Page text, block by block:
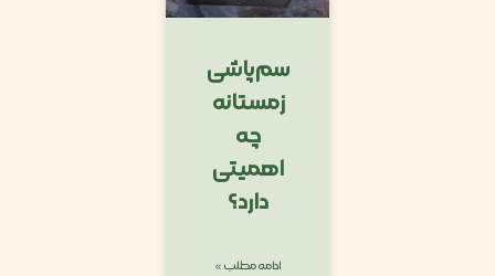
سم‌پاشی
زمستانه
چه
اهمیتی
دارد؟
ادامه مطلب »